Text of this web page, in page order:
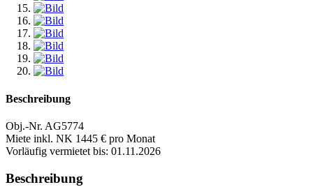
Beschreibung
Obj.-Nr. AG5774
Miete inkl. NK 1445 € pro Monat
Vorläufig vermietet bis: 01.11.2026
Beschreibung